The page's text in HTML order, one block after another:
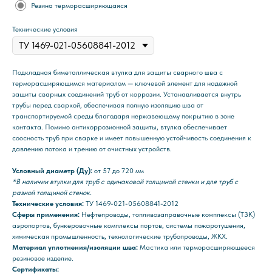
Резина терморасширяющаяся
Технические условия
Подкладная биметаллическая втулка для защиты сварного шва с
терморасширяющимся материалом — ключевой элемент для надежной
защиты сварных соединений труб от коррозии. Устанавливается внутрь
трубы перед сваркой, обеспечивая полную изоляцию шва от
транспортируемой среды благодаря нержавеющему покрытию в зоне
контакта. Помимо антикоррозионной защиты, втулка обеспечивает
соосность труб при сварке и имеет повышенную устойчивость соединения к
давлению потока и трению от очистных устройств.
Условный диаметр (Ду): от 57 до 720 мм
*В наличии втулки для труб с одинаковой толщиной стенки и для труб с
разной толщиной стенок.
Технические условия: ТУ 1469-021-05608841-2012
Сферы применения: Нефтепроводы, топливозаправочные комплексы (ТЗК)
аэропортов, бункеровочные комплексы портов, системы пожаротушения,
химическая промышленность, технологические трубопроводы, ЖКХ.
Материал уплотнения/изоляции шва: Мастика или терморасширяющееся
резиновое изделие.
Сертификаты: